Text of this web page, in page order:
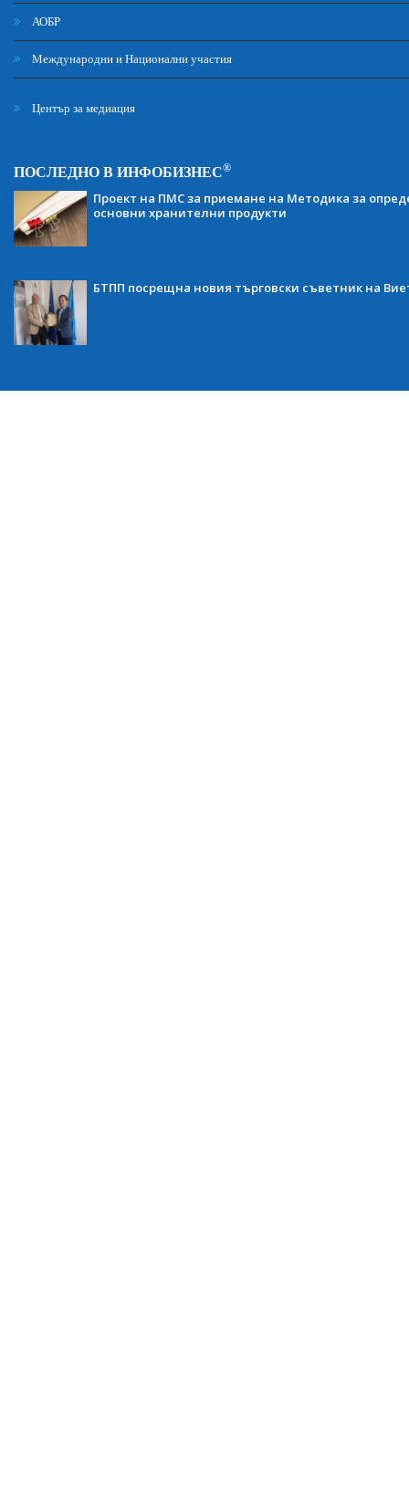
АОБР
Международни и Национални участия
Център за медиация
ПОСЛЕДНО В ИНФОБИЗНЕС®
Проект на ПМС за приемане на Методика за
основни хранителни продукти
БТПП посрещна новия търговски съветник на